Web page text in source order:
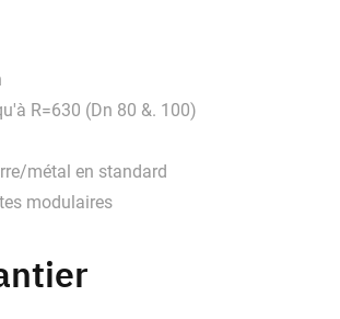
R=630 (Dn 80 &. 100)
métal en standard
modulaires